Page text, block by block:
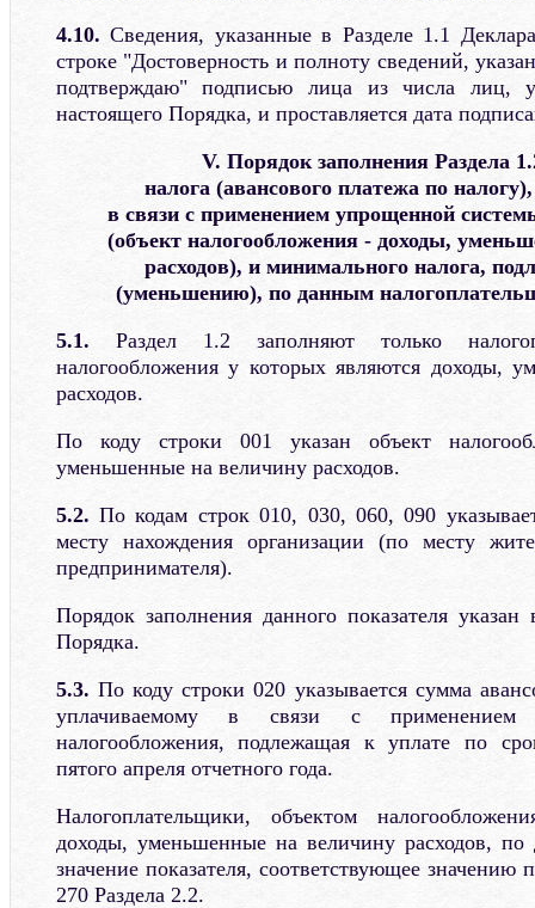
4.10. Сведения, указанные в Разделе 1.1
строке "Достоверность и полноту сведений,
подтверждаю" подписью лица из числа лиц,
настоящего Порядка, и проставляется дата
V. Порядок заполнения Раздела
налога (авансового платежа по
в связи с применением упрощенной
(объект налогообложения - доходы,
расходов), и минимального налога,
(уменьшению), по данным
5.1. Раздел 1.2 заполняют только
налогообложения у которых являются доходы,
расходов.
По коду строки 001 указан объект
уменьшенные на величину расходов.
5.2. По кодам строк 010, 030, 060, 090
месту нахождения организации (по месту
предпринимателя).
Порядок заполнения данного показателя
Порядка.
5.3. По коду строки 020 указывается сумма
уплачиваемому в связи с применением
налогообложения, подлежащая к уплате по
пятого апреля отчетного года.
Налогоплательщики, объектом
доходы, уменьшенные на величину расходов, по
значение показателя, соответствующее значению
270 Раздела 2.2.